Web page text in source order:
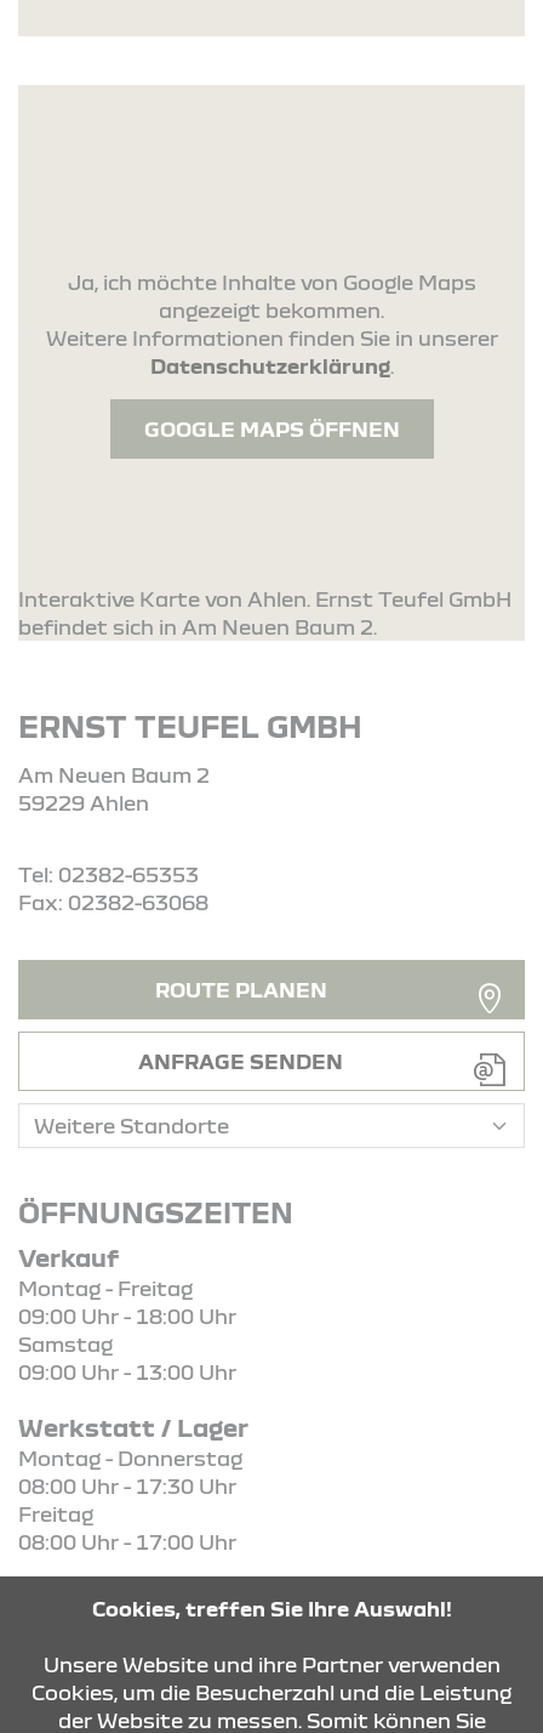
Ja, ich möchte Inhalte von Google Maps
angezeigt bekommen.
Weitere Informationen finden Sie in unserer
Datenschutzerklärung.
GOOGLE MAPS ÖFFNEN
Interaktive Karte von Ahlen. Ernst Teufel GmbH
befindet sich in Am Neuen Baum 2.
ERNST TEUFEL GMBH
Am Neuen Baum 2
59229 Ahlen
Tel: 02382-65353
Fax: 02382-63068
ROUTE PLANEN
ANFRAGE SENDEN
ÖFFNUNGSZEITEN
Verkauf
Montag - Freitag
09:00 Uhr - 18:00 Uhr
Samstag
09:00 Uhr - 13:00 Uhr
Werkstatt / Lager
Montag - Donnerstag
08:00 Uhr - 17:30 Uhr
Freitag
08:00 Uhr - 17:00 Uhr
KONTAKT & ANFAHRT
Cookies, treffen Sie Ihre Auswahl!
Unsere Website und ihre Partner verwenden
Cookies, um die Besucherzahl und die Leistung
der Website zu messen. Somit können Sie